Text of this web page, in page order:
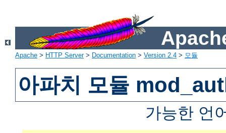
Apache > HTTP Server> Documentation > Version 2.4 > 모듈
아파치 모듈
가능한 언